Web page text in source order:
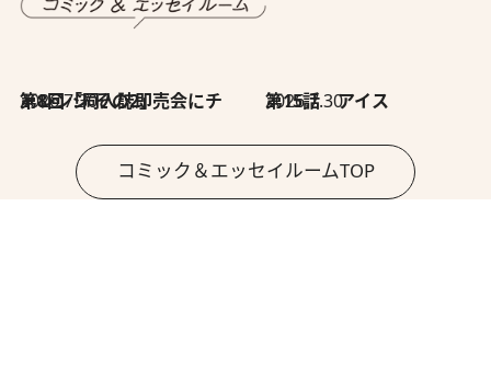
2026.7.30
第8回「同人誌即売会にチャレンジ その2」 2026.7.30
第15話 アイス
コミック＆エッセイルームTOP